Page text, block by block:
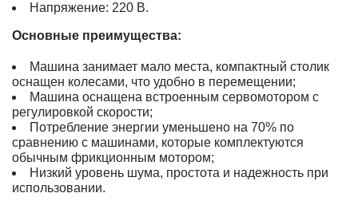
Напряжение: 220 В.
Основные преимущества:
Машина занимает мало места, компактный столик
оснащен колесами, что удобно в перемещении;
Мaшина оснащена встроенным сервомотором с
регулировкой скорости;
Потребление энергии уменьшено на 70% по
сравнению с машинами, которые комплектуются
обычным фрикционным мотором;
Низкий уровень шума, простота и надежность при
использовании.